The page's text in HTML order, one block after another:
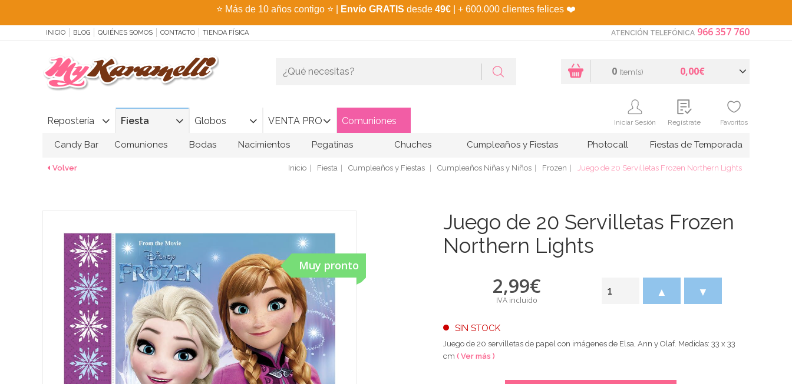
⭐ Más de 10 años contigo ⭐ Envío GRATIS desde 49€ | + 600.000 clientes felices ❤️
INICIO BLOG QUIÉNES SOMOS CONTACTO TIENDA FÍSICA ATENCIÓN TELEFÓNICA 966 357 760
Repostería Fiesta Globos VENTA PRO Comuniones
0 Item(s) 0,00€
Iniciar Sesión Regístrate Favoritos
Candy Bar Comuniones Bodas Nacimientos Pegatinas Chuches Cumpleaños y Fiestas Photocall Fiestas de Temporada
Volver Inicio Fiesta Cumpleaños y Fiestas Cumpleaños Niñas y Niños Frozen Juego de 20 Servilletas Frozen Northern Lights
Muy pronto
Juego de 20 Servilletas Frozen
Northern Lights
2,99€
IVA incluido
SIN STOCK
▲ ▼
Juego de 20 servilletas de papel con imágenes de Elsa, Ann y Olaf. Medidas: 33 x 33
cm ( Ver más )